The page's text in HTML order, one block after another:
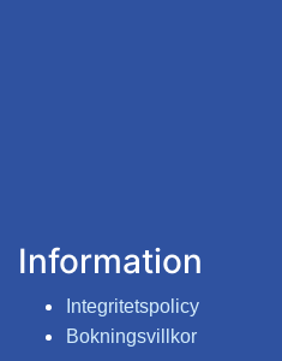
Pris: kr 850/natt
Information
Integritetspolicy
Bokningsvillkor